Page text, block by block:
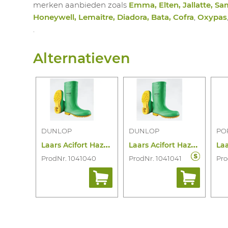
merken aanbieden zoals Emma, Elten, Jallatte,
Honeywell, Lemaitre, Diadora, Bata, Cofra, Oxypas
.
Alternatieven
DUNLOP
L
aars Acifort Hazguard Full Safet S5 ESD
ProdNr. 1041040
DUNLOP
L
aars Acifort Hazguard Full Safe S5 SRA
ProdNr. 1041041